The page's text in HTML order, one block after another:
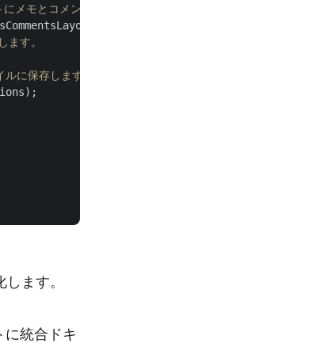
メモとコメントを配置する方法を制御するオプションを提
ます。
に保存します。
ます。
に統合ドキ